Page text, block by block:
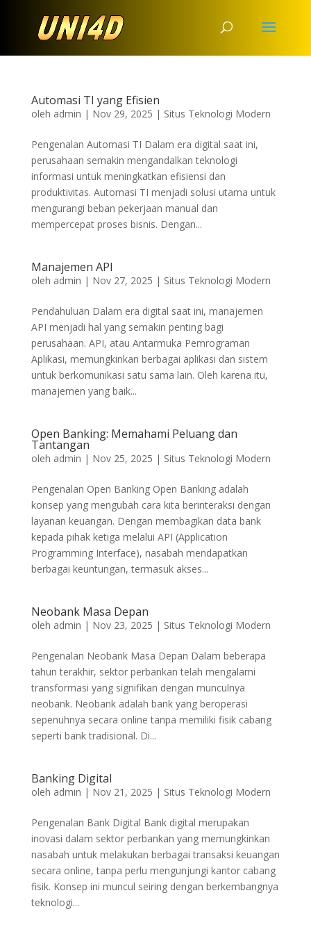
Automasi TI yang Efisien
oleh admin | Nov 29, 2025 | Situs Teknologi Modern
Pengenalan Automasi TI Dalam era digital saat ini,
perusahaan semakin mengandalkan teknologi
informasi untuk meningkatkan efisiensi dan
produktivitas. Automasi TI menjadi solusi utama untuk
mengurangi beban pekerjaan manual dan
mempercepat proses bisnis. Dengan...
Manajemen API
oleh admin | Nov 27, 2025 | Situs Teknologi Modern
Pendahuluan Dalam era digital saat ini, manajemen
API menjadi hal yang semakin penting bagi
perusahaan. API, atau Antarmuka Pemrograman
Aplikasi, memungkinkan berbagai aplikasi dan sistem
untuk berkomunikasi satu sama lain. Oleh karena itu,
manajemen yang baik...
Open Banking: Memahami Peluang dan
Tantangan
oleh admin | Nov 25, 2025 | Situs Teknologi Modern
Pengenalan Open Banking Open Banking adalah
konsep yang mengubah cara kita berinteraksi dengan
layanan keuangan. Dengan membagikan data bank
kepada pihak ketiga melalui API (Application
Programming Interface), nasabah mendapatkan
berbagai keuntungan, termasuk akses...
Neobank Masa Depan
oleh admin | Nov 23, 2025 | Situs Teknologi Modern
Pengenalan Neobank Masa Depan Dalam beberapa
tahun terakhir, sektor perbankan telah mengalami
transformasi yang signifikan dengan munculnya
neobank. Neobank adalah bank yang beroperasi
sepenuhnya secara online tanpa memiliki fisik cabang
seperti bank tradisional. Di...
Banking Digital
oleh admin | Nov 21, 2025 | Situs Teknologi Modern
Pengenalan Bank Digital Bank digital merupakan
inovasi dalam sektor perbankan yang memungkinkan
nasabah untuk melakukan berbagai transaksi keuangan
secara online, tanpa perlu mengunjungi kantor cabang
fisik. Konsep ini muncul seiring dengan berkembangnya
teknologi...